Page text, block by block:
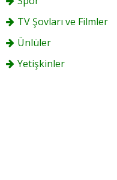
TV Şovları ve Filmler
Ünlüler
Yetişkinler